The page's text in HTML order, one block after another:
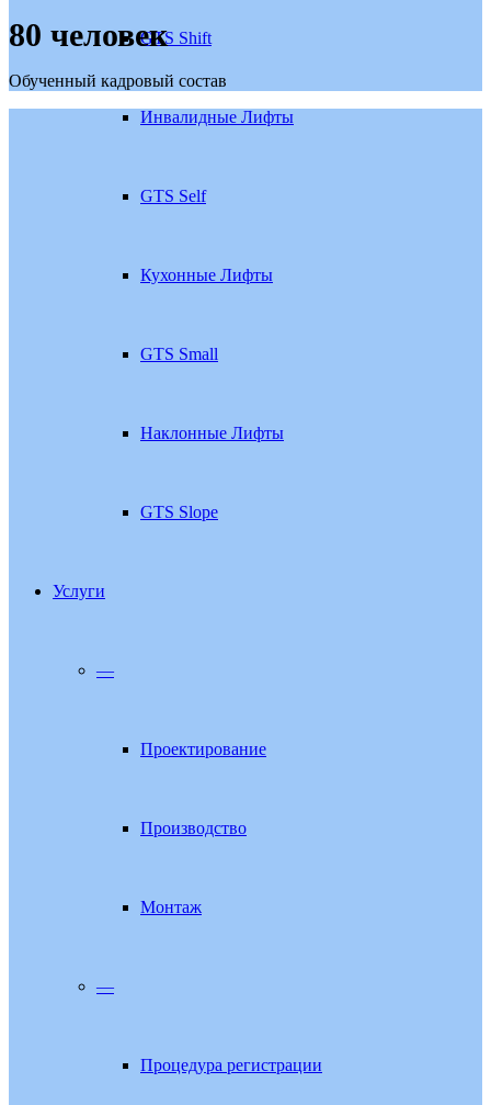
GTS Shift
Инвалидные Лифты
GTS Self
Кухонные Лифты
GTS Small
Наклонные Лифты
GTS Slope
Услуги
—
Проектирование
Производство
Монтаж
—
Процедура регистрации
80 человек
Обученный кадровый состав